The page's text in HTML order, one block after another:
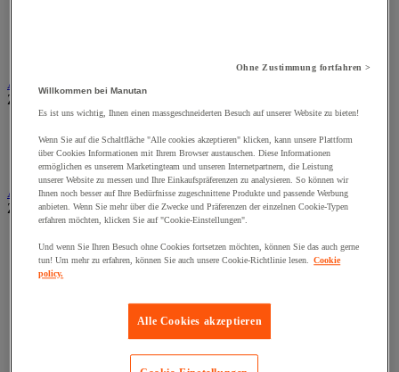
Alarm und Videoüberwachung
Zur gesamten Produktgruppe
Gegensprechanlage und Videotelefon
Videoüberwachung
Auffangwannen-, Behälter und Zubehör
Zur gesamten Produktgruppe
Auffangwanne
Labortablett
Lagerbox und Depot
Lagerkabine für Gasflaschen
Mobile Auffangwannen
Sicherheitsboden
Ohne Zustimmung fortfahren >
Willkommen bei Manutan
Es ist uns wichtig, Ihnen einen massgeschneiderten Besuch auf unserer Website zu bieten!
Wenn Sie auf die Schaltfläche "Alle cookies akzeptieren" klicken, kann unsere Plattform
über Cookies Informationen mit Ihrem Browser austauschen. Diese Informationen
ermöglichen es unserem Marketingteam und unseren Internetpartnern, die Leistung
unserer Website zu messen und Ihre Einkaufspräferenzen zu analysieren. So können wir
Ihnen noch besser auf Ihre Bedürfnisse zugeschnittene Produkte und passende Werbung
anbieten. Wenn Sie mehr über die Zwecke und Präferenzen der einzelnen Cookie-Typen
erfahren möchten, klicken Sie auf "Cookie-Einstellungen".
Und wenn Sie Ihren Besuch ohne Cookies fortsetzen möchten, können Sie das auch gerne
tun! Um mehr zu erfahren, können Sie auch unsere Cookie-Richtlinie lesen. Cookie
policy.
Alle Cookies akzeptieren